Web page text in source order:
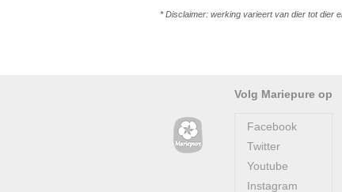
* Disclaimer: werking varieert van dier tot dier
Volg Mariepure op
Facebook
Twitter
Youtube
Instagram